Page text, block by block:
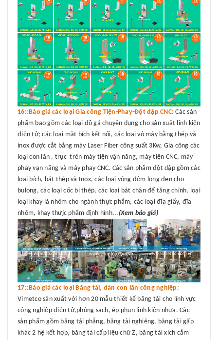
16::Báo giá các loại Gia công Tiện-Phay-Đột dập CNC: Các sản
phẩm bao gồm các loại đồ gá chuyên dụng cho sản xuất linh kiện
điện tử; các loại mặt bích kết nối, các loại vỏ máy bằng thép và
inox được cắt bằng máy Laser Fiber công suất 3Kw, Gia công các
loại con lăn , trục trên máy tiện vận năng, máy tiện CNC, máy
phay vạn năng và máy phay CNC. Các sản phẩm đột dập gồm các
loại bích, bát thép và Inox, các loại vòng đệm long đen cho
bulong, các loại cốc bi thép, các loại bát chân đế tăng chỉnh, loại
loại khay lá nhôm cho ngành thực phẩm, các loại đĩa giấy, đĩa
nhôm, khay thưjc phẩm định hình... (Xem báo giá)
17::Báo giá các loại Băng tải, dàn con lăn công nghiệp:
Vimetco sản xuất với hơn 20 mẫu thiết kế băng tải cho lĩnh vực
công nghiệp điện tử,phòng sạch, ép phun linh kiện nhựa. Các
sản phẩm gồm băng tải phẳng, băng tải nghiêng, băng tải gấp
khác 2 hệ kết hợp, băng tải cấp liệu chữ Z, băng tải xích cắm